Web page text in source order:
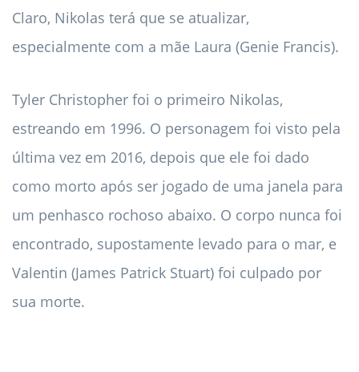
Claro, Nikolas terá que se atualizar,
especialmente com a mãe Laura (Genie Francis).
Tyler Christopher foi o primeiro Nikolas,
estreando em 1996. O personagem foi visto pela
última vez em 2016, depois que ele foi dado
como morto após ser jogado de uma janela para
um penhasco rochoso abaixo. O corpo nunca foi
encontrado, supostamente levado para o mar, e
Valentin (James Patrick Stuart) foi culpado por
sua morte.